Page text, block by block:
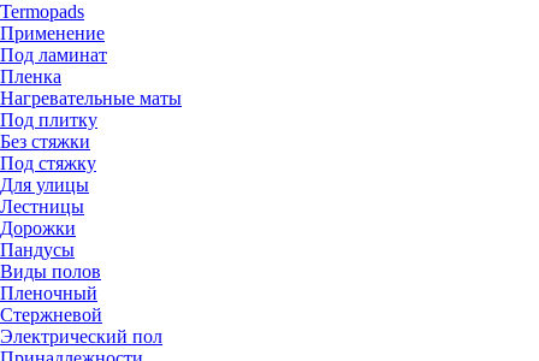
Termopads
Применение
Под ламинат
Пленка
Нагревательные маты
Под плитку
Без стяжки
Под стяжку
Для улицы
Лестницы
Дорожки
Пандусы
Виды полов
Пленочный
Стержневой
Электрический пол